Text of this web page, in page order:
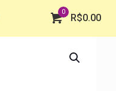
0
R$0.00